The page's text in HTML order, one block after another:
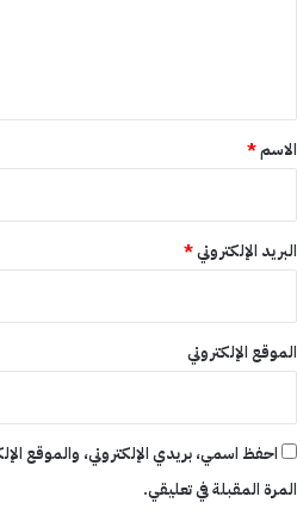
*
الاسم*
البريد الإلكتروني*
الموقع الإلكتروني
احفظ اسمي، بريدي الإلكتروني، والموقع
المرة المقبلة في تعليقي.